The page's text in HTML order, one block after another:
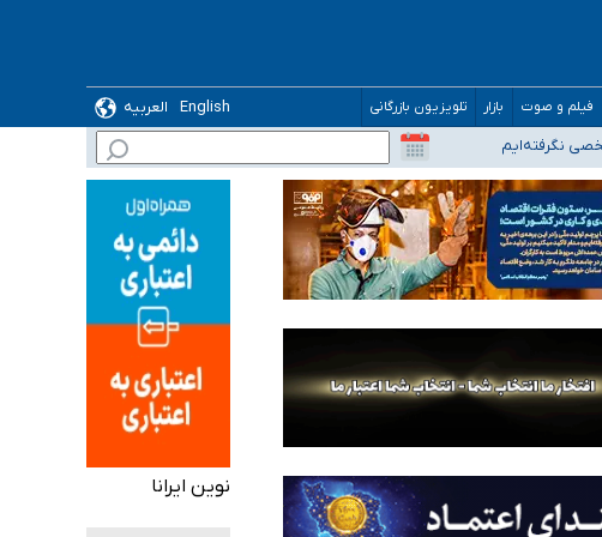
فیلم و صوت بازار تلویزیون بازرگانی English
العربیه
نوین ایرانا